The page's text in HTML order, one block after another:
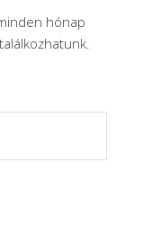
hónap